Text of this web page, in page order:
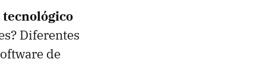
tecnológico
Diferentes
de